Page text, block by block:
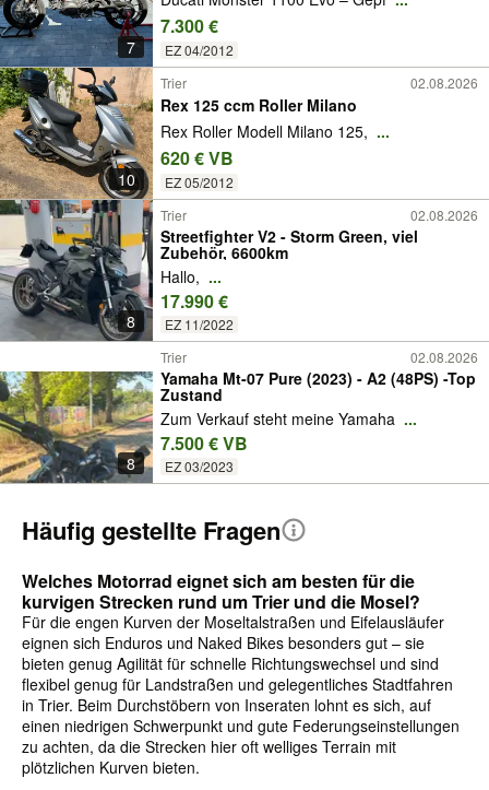
7
7.300 €
EZ 04/2012
10
Trier 02.08.2026
Rex 125 ccm Roller Milano
Rex Roller Modell Milano 125, ...
620 € VB
EZ 05/2012
8
Trier 02.08.2026
Streetfighter V2 - Storm Green, viel
Zubehör, 6600km
Hallo, ...
17.990 €
EZ 11/2022
8
Trier 02.08.2026
Yamaha Mt-07 Pure (2023) - A2 (48PS) -Top
Zustand
Zum Verkauf steht meine Yamaha ...
7.500 € VB
EZ 03/2023
Häufig gestellte Fragen
Welches Motorrad eignet sich am besten für die
kurvigen Strecken rund um Trier und die Mosel?
Für die engen Kurven der Moseltalstraßen und Eifelausläufer
eignen sich Enduros und Naked Bikes besonders gut – sie
bieten genug Agilität für schnelle Richtungswechsel und sind
flexibel genug für Landstraßen und gelegentliches Stadtfahren
in Trier. Beim Durchstöbern von Inseraten lohnt es sich, auf
einen niedrigen Schwerpunkt und gute Federungseinstellungen
zu achten, da die Strecken hier oft welliges Terrain mit
plötzlichen Kurven bieten.